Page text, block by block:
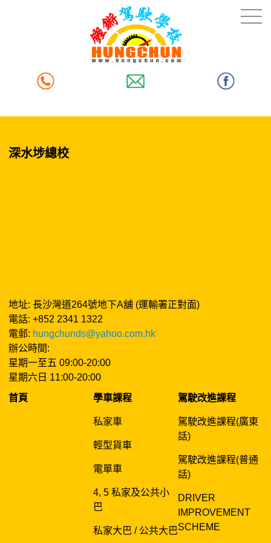
深水埗總校
地址: 長沙灣道264號地下A舖 (運輸署正對面)
電話: +852 2341 1322
電郵: hungchunds@yahoo.com.hk
辦公時間:
星期一至五 09:00-20:00
星期六日 11:00-20:00
首頁
學車課程
私家車
輕型貨車
電單車
4, 5 私家及公共小
巴
私家大巴 / 公共大巴
駕駛改進課程
駕駛改進課程(廣東
話)
駕駛改進課程(普通
話)
DRIVER
IMPROVEMENT
SCHEME